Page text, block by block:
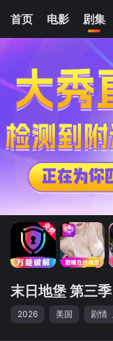
首页 电影 剧集
我的观
末日地
末日地堡 第三季
2026 美国 剧情